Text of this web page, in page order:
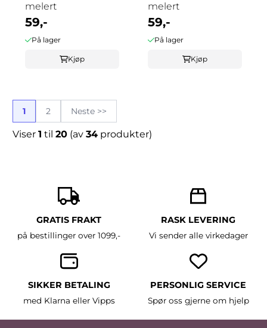
melert
59,-
På lager
Kjøp
melert
59,-
På lager
Kjøp
1 2 Neste >>
Viser 1 til 20 (av 34 produkter)
GRATIS FRAKT
på bestillinger over 1099,-
RASK LEVERING
Vi sender alle virkedager
SIKKER BETALING
med Klarna eller Vipps
PERSONLIG SERVICE
Spør oss gjerne om hjelp